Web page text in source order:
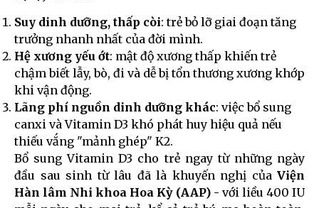
Suy dinh dưỡng, thấp còi: trẻ bỏ lỡ giai đoạn tăng
trưởng nhanh nhất của đời mình.
Hệ xương yếu ớt: mật độ xương thấp khiến trẻ
chậm biết lẫy, bò, đi và dễ bị tổn thương xương khớp
khi vận động.
Lãng phí nguồn dinh dưỡng khác: việc bổ sung
canxi và Vitamin D3 khó phát huy hiệu quả nếu
thiếu vắng "mảnh ghép" K2.
Bổ sung Vitamin D3 cho trẻ ngay từ những ngày
đầu sau sinh từ lâu đã là khuyến nghị của Viện
Hàn lâm Nhi khoa Hoa Kỳ (AAP)- với liều 400 IU